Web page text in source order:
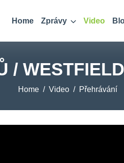
Home Zprávy Video
/
Home Video Přehrávání